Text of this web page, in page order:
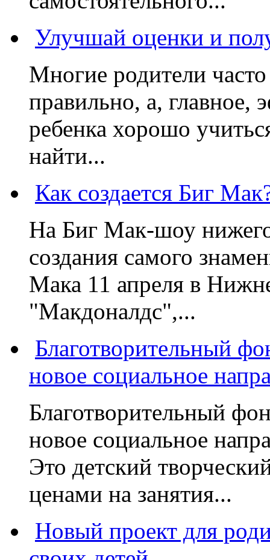
Улучшай оценки и
Многие родители
правильно, а, главное,
ребенка хорошо
найти...
Как создается Биг
На Биг Мак-шоу
создания самого
Мака 11 апреля в
"Макдоналдс",...
Благотворительный
новое социальное
Благотворительный
новое социальное
Это детский
ценами на занятия...
Новый проект для